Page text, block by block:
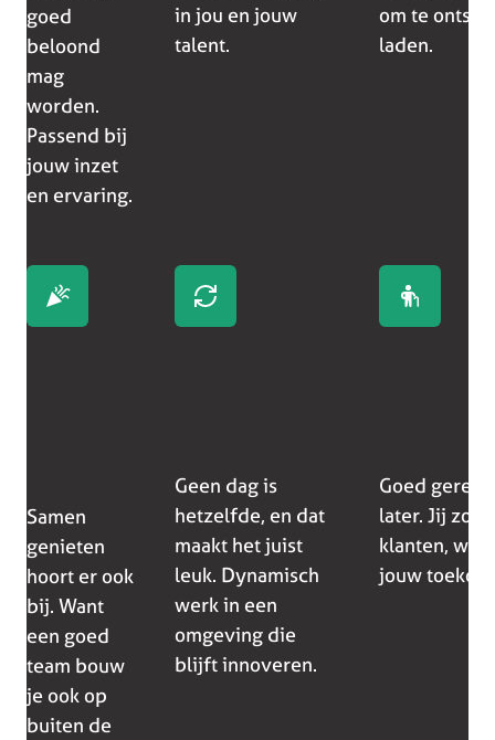
goed
beloond
mag
worden.
Passend bij
jouw inzet
en ervaring.
in jou en jouw
talent.
om te
laden.
Samen
genieten
hoort er ook
bij. Want
een goed
team bouw
je ook op
buiten de
Geen dag is
hetzelfde, en dat
maakt het juist
leuk. Dynamisch
werk in een
omgeving die
blijft innoveren.
Goed
later. Jij
klanten, wij
jouw